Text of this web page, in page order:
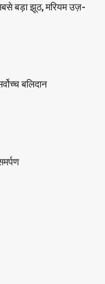
बड़ा झूठ, मरियम उज़-
बलिदान